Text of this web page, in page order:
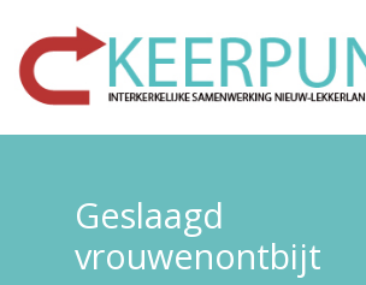
Geslaagd
vrouwenontbijt